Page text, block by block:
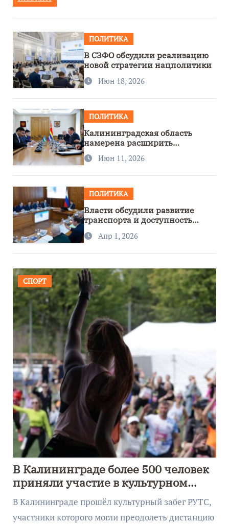
ПОЛИТИКА
В СЗФО обсудили реализацию
новой стратегии нацполитики
Июн 18, 2026
ПОЛИТИКА
Калининградская область
намерена расширить
сотрудничество с Узбекистаном
Июн 11, 2026
ПОЛИТИКА
Власти обсудили развитие
транспорта и доступность
региона
Апр 1, 2026
СПОРТ
В Калининграде более 500 человек
приняли участие в культурном
забеге
В Калининграде прошёл культурный забег РУТС,
участники которого могли преодолеть дистанцию